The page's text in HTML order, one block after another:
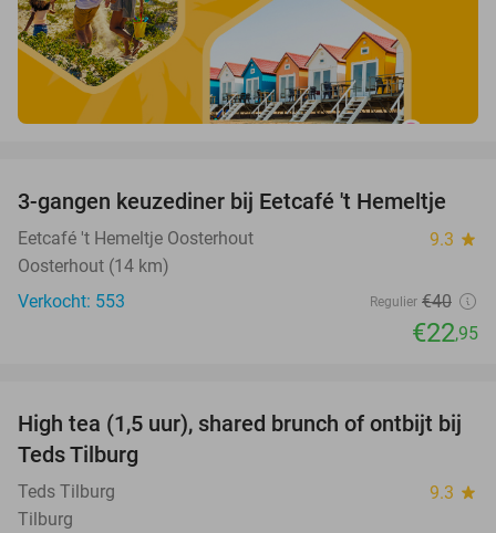
43%
3-gangen keuzediner bij Eetcafé 't Hemeltje
Eetcafé 't Hemeltje Oosterhout 9.3 star
Oosterhout (14 km)
Verkocht: 553
Regulier €40
€22,95
35%
High tea (1,5 uur), shared brunch of ontbijt bij
Teds Tilburg
Teds Tilburg 9.3 star
Tilburg